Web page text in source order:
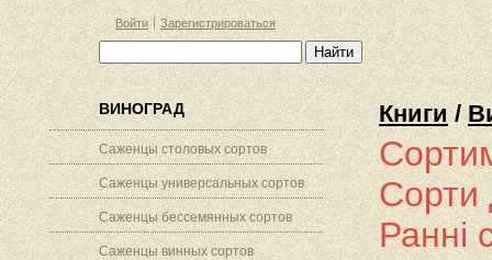
Войти Зарегистрироваться
ВИНОГРАД
Саженцы столовых сортов
Саженцы универсальных сортов
Саженцы бессемянных сортов
Саженцы винных сортов
Книги/
Сорти
Ранні